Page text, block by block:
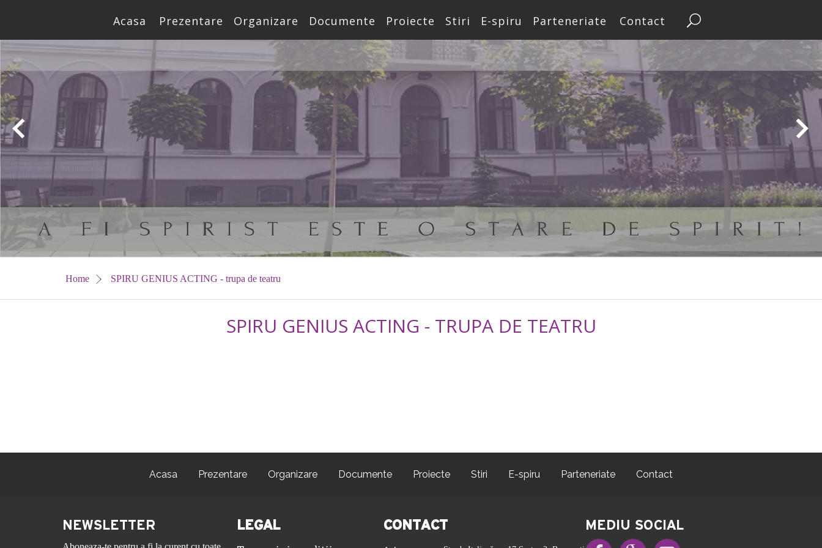
Acasa Prezentare Organizare Documente Proiecte Stiri E-spiru Parteneriate Contact
Home SPIRU GENIUS ACTING - trupa de teatru
SPIRU GENIUS ACTING - TRUPA DE TEATRU
Acasa Prezentare Organizare Documente Proiecte Stiri E-spiru Parteneriate Contact
NEWSLETTER LEGAL CONTACT MEDIU SOCIAL